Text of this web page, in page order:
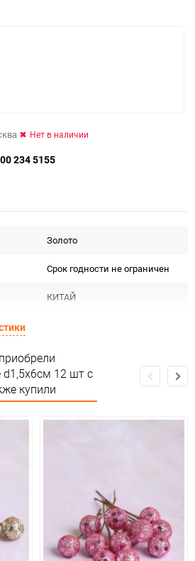
Нет в наличии
234 5155
Золото
Срок годности не ограничен
КИТАЙ
Не подлежит сертификации
Особых условий не требует
12 шт с
купили